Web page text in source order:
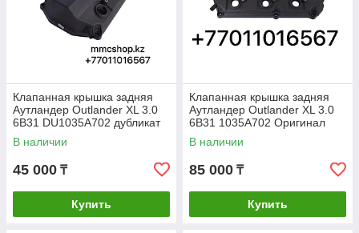
Клапанная крышка задняя
Аутландер Outlander XL 3.0
6B31 DU1035A702 дубликат
В наличии
45 000 ₸
Купить
Клапанная крышка задняя
Аутландер Outlander XL 3.0
6B31 1035A702 Оригинал
В наличии
85 000 ₸
Купить